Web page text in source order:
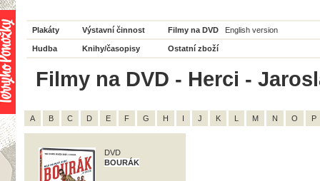
Plakáty Výstavní činnost Filmy na DVD English version
Hudba Knihy/časopisy Ostatní zboží
Filmy na DVD - Herci -
A B C D E F G H I J K L M N O P
DVD
BOURÁK